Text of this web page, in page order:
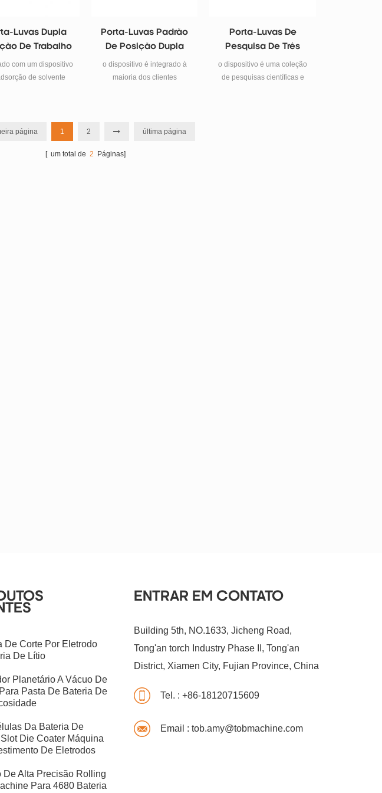
.
Luvas Dupla
De Trabalho
A Lado
com um dispositivo
de solvente
do porta-luvas.
Porta-Luvas Padrão
De Posição Dupla
o dispositivo é integrado à
maioria dos clientes
características, pode ser
pesquisa universitária ou
Porta-Luvas De
Pesquisa De Três
Posições
o dispositivo é uma coleção
de pesquisas científicas e
página 1 2 última página
[ um total de 2 Páginas]
De Corte Por Eletrodo
De Lítio
Planetário A Vácuo De
Pasta De Bateria De
Da Bateria De
Die Coater Máquina
De Eletrodos
De Alta Precisão Rolling
Para 4680 Bateria
ENTRAR EM CONTATO
Building 5th, NO.1633, Jicheng Road,
Tong'an torch Industry Phase II, Tong'an
District, Xiamen City, Fujian Province, China
Tel. : +86-18120715609
Email : tob.amy@tobmachine.com